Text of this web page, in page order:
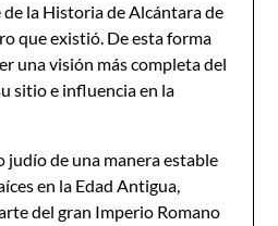
de la Historia de Alcántara de
que existió. De esta forma
una visión más completa del
sitio e influencia en la
judío de una manera estable
en la Edad Antigua,
del gran Imperio Romano